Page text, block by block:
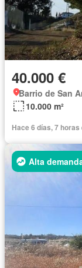
40.000 €
Barrio de San
10.000 m²
Hace 6 días, 7
Alta